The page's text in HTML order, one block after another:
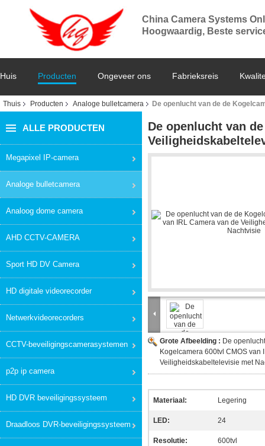
China Camera Systems
Hoogwaardig, Beste
Huis Producten Ongeveer ons Fabrieksreis
Thuis Producten Analoge bulletcamera De openlucht van de de
ALLE PRODUCTEN
Megapixel IP-camera
Analoge bulletcamera
Analoog dome camera
AHD CCTV-CAMERA
Sport HD DV Camera
HD digitale videorecorder
Netwerkvideorecorders
CCTV-beveiligingscamerasystemen
p2p ip camera
HD DVR beveiligingssysteem
Draadloos DVR-beveiligingssysteem
De openlucht van
Grote Afbeelding : De
Kogelcamera 600tvl CMOS van
Veiligheidskabeltelevisie met
Materiaal: Legering
LED: 24
Resolutie: 600tvl